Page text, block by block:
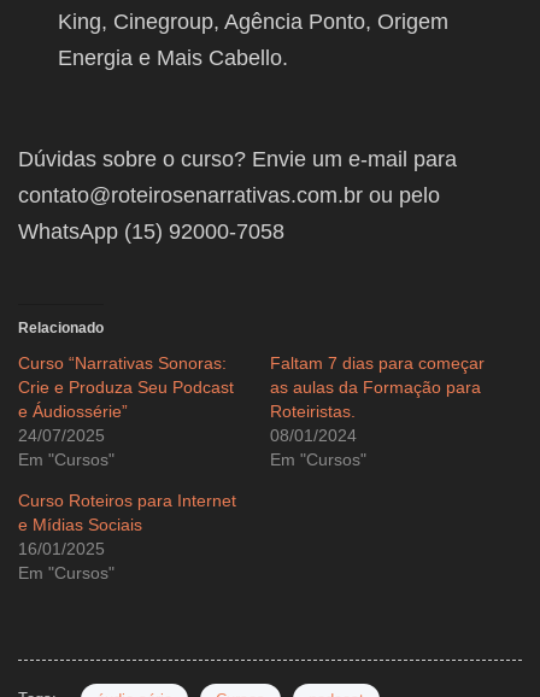
King, Cinegroup, Agência Ponto, Origem
Energia e Mais Cabello.
Dúvidas sobre o curso? Envie um e-mail para
contato@roteirosenarrativas.com.br ou pelo
WhatsApp (15) 92000-7058
Relacionado
Curso “Narrativas Sonoras:
Crie e Produza Seu Podcast
e Áudiossérie”
24/07/2025
Em "Cursos"
Faltam 7 dias para começar
as aulas da Formação para
Roteiristas.
08/01/2024
Em "Cursos"
Curso Roteiros para Internet
e Mídias Sociais
16/01/2025
Em "Cursos"